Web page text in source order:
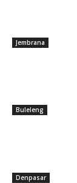
Jembrana
Buleleng
Denpasar